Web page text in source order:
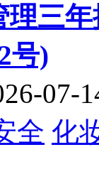
理三
号)
07-
全 化